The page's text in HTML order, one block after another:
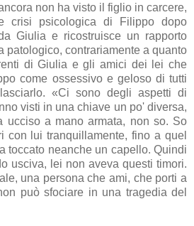
non ha visto il figlio in carcere,
crisi psicologica di Filippo dopo
Giulia e ricostruisce un rapporto
patologico, contrariamente a quanto
di Giulia e gli amici dei lei che
come ossessivo e geloso di tutti
«Ci sono degli aspetti di
visti in una chiave un po' diversa,
ucciso a mano armata, non so. So
con lui tranquillamente, fino a quel
toccato neanche un capello. Quindi
usciva, lei non aveva questi timori.
una persona che ami, che porti a
può sfociare in una tragedia del